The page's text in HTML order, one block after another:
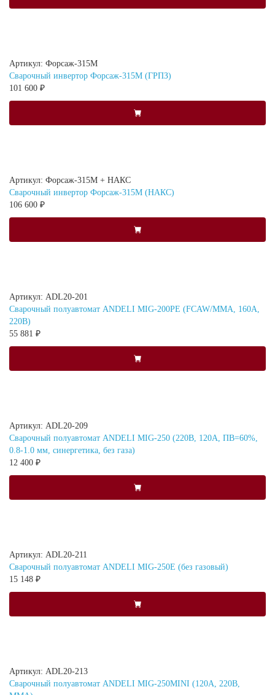
Артикул: Форсаж-315М
Сварочный инвертор Форсаж-315М (ГРПЗ)
101 600 ₽
Артикул: Форсаж-315М + НАКС
Сварочный инвертор Форсаж-315М (НАКС)
106 600 ₽
Артикул: ADL20-201
Сварочный полуавтомат ANDELI MIG-200PE (FCAW/MMA, 160А,
220В)
55 881 ₽
Артикул: ADL20-209
Сварочный полуавтомат ANDELI MIG-250 (220В, 120А, ПВ=60%,
0.8-1.0 мм, синергетика, без газа)
12 400 ₽
Артикул: ADL20-211
Сварочный полуавтомат ANDELI MIG-250E (без газовый)
15 148 ₽
Артикул: ADL20-213
Сварочный полуавтомат ANDELI MIG-250MINI (120А, 220В,